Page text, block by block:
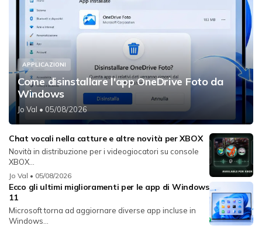
APPLICAZIONI
Come disinstallare l'app OneDrive Foto da
Windows
Jo Val • 05/08/2026
Chat vocali nella catture e altre novità per XBOX
Novità in distribuzione per i videogiocatori su console
XBOX...
Jo Val • 05/08/2026
Ecco gli ultimi miglioramenti per le app di Windows
11
Microsoft torna ad aggiornare diverse app incluse in
Windows...